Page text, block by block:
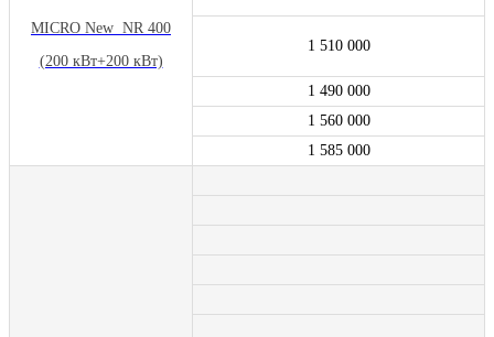
MICRO New NR 400
(200 кВт+200 кВт)
1 510 000
1 490 000
1 560 000
1 585 000